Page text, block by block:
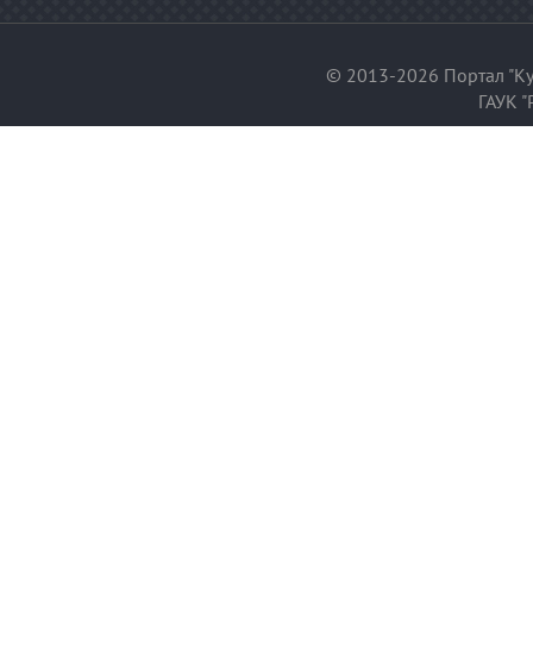
© 2013-2026 Портал
ГАУК